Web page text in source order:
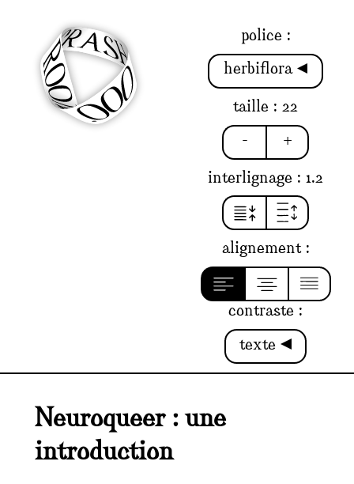
police :
herbiflora
taille : 22
-
+
interlignage : 1.2
alignement :
contraste :
texte
Neuroqueer : une
introduction